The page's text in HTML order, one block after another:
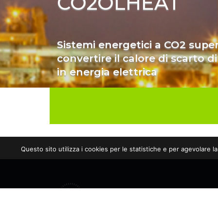
Sistemi energetici a CO2
convertire il calore di scarto
in energia elettrica
Questo sito utilizza i cookies per le statistiche e per agevolare